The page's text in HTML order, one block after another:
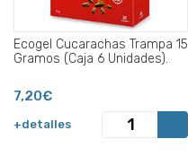
Ecogel Cucarachas Trampa 15
Gramos (Caja 6 Unidades).
7,20€
+detalles